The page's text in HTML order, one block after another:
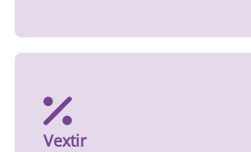
Vextir